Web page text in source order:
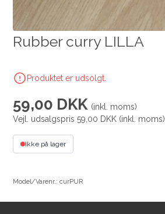
Rubber curry LILLA
Produktet er udsolgt.
59,00 DKK (inkl. moms)
Vejl. udsalgspris 59,00 DKK (inkl. moms)
Ikke på lager
Model/Varenr.: curPUR